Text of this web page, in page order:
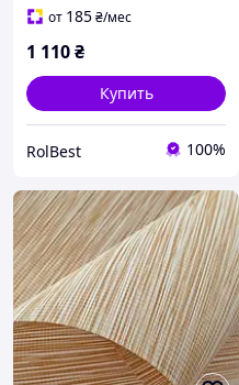
ночь Baroque 35*150см
от 185₴/мес
1 110₴
Купить
RolBest 100%